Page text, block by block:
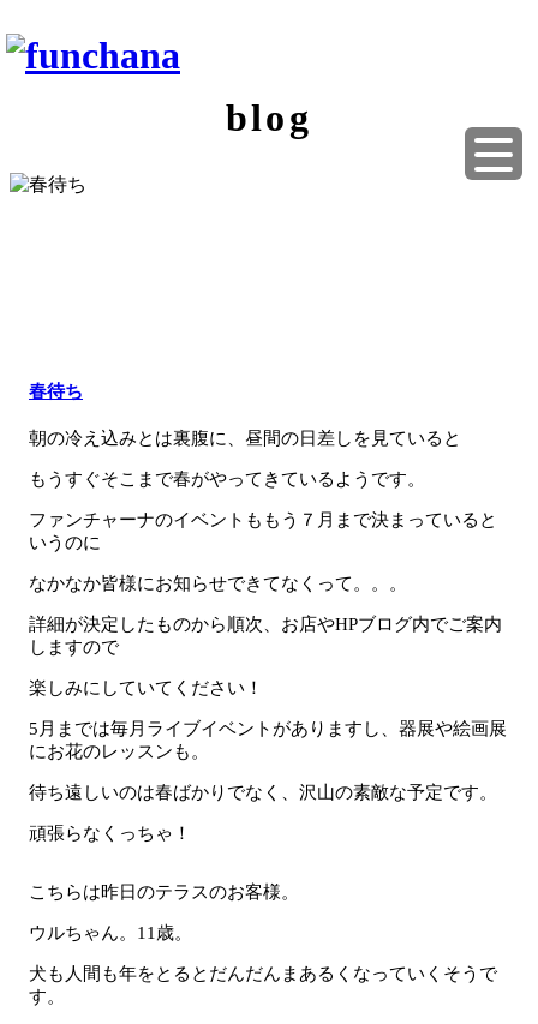
blog
春待ち
朝の冷え込みとは裏腹に、昼間の日差しを見ていると
もうすぐそこまで春がやってきているようです。
ファンチャーナのイベントももう７月まで決まっていると
いうのに
なかなか皆様にお知らせできてなくって。。。
詳細が決定したものから順次、お店やHPブログ内でご案内
しますので
楽しみにしていてください！
5月までは毎月ライブイベントがありますし、器展や絵画展
にお花のレッスンも。
待ち遠しいのは春ばかりでなく、沢山の素敵な予定です。
頑張らなくっちゃ！
こちらは昨日のテラスのお客様。
ウルちゃん。11歳。
犬も人間も年をとるとだんだんまあるくなっていくそうで
す。